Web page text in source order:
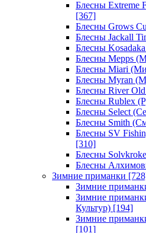
Блесны Extreme
[367]
Блесны Grows
Блесны Jackall
Блесны
Блесны Mepps
Блесны Miari
Блесны Myran
Блесны River
Блесны Rublex
Блесны Select
Блесны Smith
Блесны SV
[310]
Блесны
Блесны
Зимние приманки
Зимние
Зимние
Культур) [194]
Зимние
[101]